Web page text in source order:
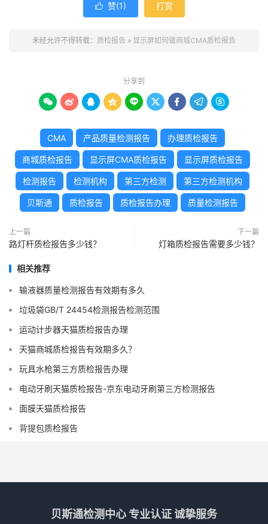
 赞(1) 打赏
未经允许不得转载： 质检报告 » 显示屏如何做商城CMA质检报告
分享到
        
CMA 产品质量检测报告 办理质检报告
商城质检报告 显示屏CMA质检报告 显示屏质检报告
检测报告 检测机构 第三方检测 第三方检测机构
贝斯通 质检报告 质检报告办理 质量检测报告
上一篇
路灯杆质检报告多少钱？
下一篇
灯箱质检报告需要多少钱？
相关推荐
输液器质量检测报告有效期有多久
垃圾袋GB/T 24454检测报告检测范围
运动计步器天猫质检报告办理
天猫商城质检报告有效期多久？
玩具水枪第三方质检报告办理
电动牙刷天猫质检报告-京东电动牙刷第三方检测报告
面膜天猫质检报告
背提包质检报告
贝斯通检测中心 专业认证 诚挚服务